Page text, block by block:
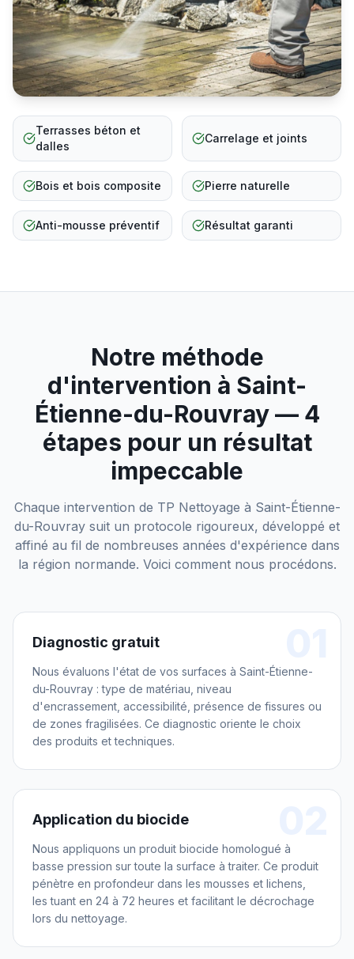
Terrasses béton et
dalles
Carrelage et joints
Bois et bois composite Pierre naturelle
Anti-mousse préventif Résultat garanti
Notre méthode
d'intervention à Saint-
Étienne-du-Rouvray— 4
étapes pour un résultat
impeccable
Chaque intervention de TP Nettoyage à Saint-Étienne-
du-Rouvray suit un protocole rigoureux, développé et
affiné au fil de nombreuses années d'expérience dans
la région normande. Voici comment nous procédons.
Diagnostic gratuit
Nous évaluons l'état de vos surfaces à Saint-Étienne-
du-Rouvray : type de matériau, niveau
d'encrassement, accessibilité, présence de fissures ou
de zones fragilisées. Ce diagnostic oriente le choix
des produits et techniques.
Application du biocide
Nous appliquons un produit biocide homologué à
basse pression sur toute la surface à traiter. Ce produit
pénètre en profondeur dans les mousses et lichens,
les tuant en 24 à 72 heures et facilitant le décrochage
lors du nettoyage.